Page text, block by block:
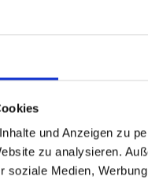
und Anzeigen zu
zu analysieren.
soziale Medien,